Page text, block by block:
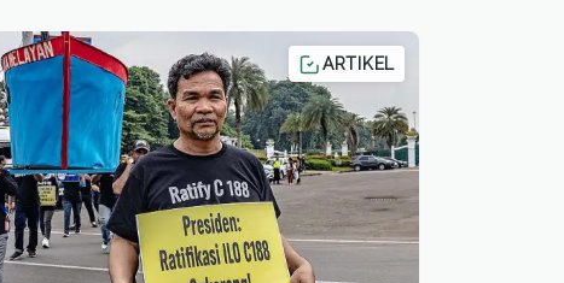
ARTIKEL